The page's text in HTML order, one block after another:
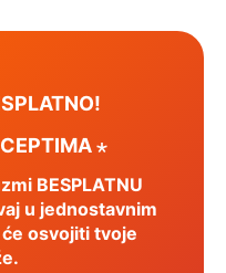
⋆
BESPLATNU
u jednostavnim
osvojiti tvoje